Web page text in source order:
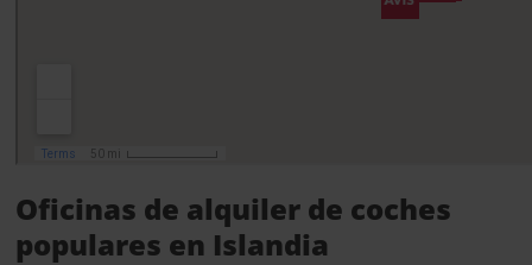
Oficinas de alquiler de coches
populares en Islandia